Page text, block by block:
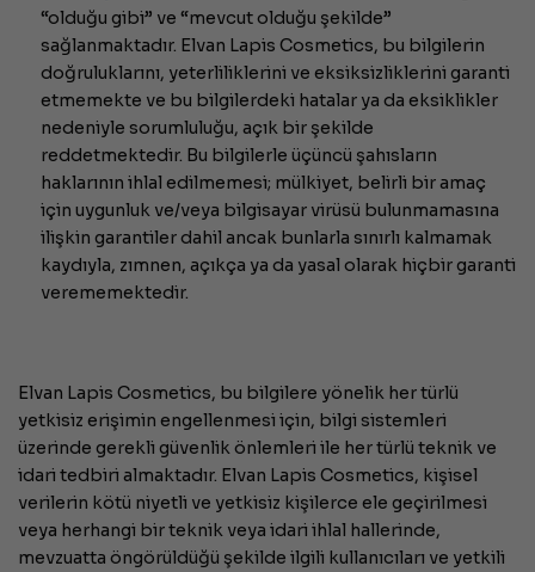
“olduğu gibi” ve “mevcut olduğu şekilde”
sağlanmaktadır. Elvan Lapis Cosmetics, bu bilgilerin
doğruluklarını, yeterliliklerini ve eksiksizliklerini garanti
etmemekte ve bu bilgilerdeki hatalar ya da eksiklikler
nedeniyle sorumluluğu, açık bir şekilde
reddetmektedir. Bu bilgilerle üçüncü şahısların
haklarının ihlal edilmemesi; mülkiyet, belirli bir amaç
için uygunluk ve/veya bilgisayar virüsü bulunmamasına
ilişkin garantiler dahil ancak bunlarla sınırlı kalmamak
kaydıyla, zımnen, açıkça ya da yasal olarak hiçbir garanti
verememektedir.
Elvan Lapis Cosmetics, bu bilgilere yönelik her türlü
yetkisiz erişimin engellenmesi için, bilgi sistemleri
üzerinde gerekli güvenlik önlemleri ile her türlü teknik ve
idari tedbiri almaktadır. Elvan Lapis Cosmetics, kişisel
verilerin kötü niyetli ve yetkisiz kişilerce ele geçirilmesi
veya herhangi bir teknik veya idari ihlal hallerinde,
mevzuatta öngörüldüğü şekilde ilgili kullanıcıları ve yetkili